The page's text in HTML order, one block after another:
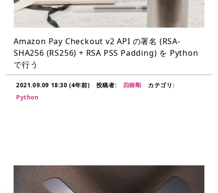
Amazon Pay Checkout v2 API の署名 (RSA-
SHA256 (RS256) + RSA PSS Padding) を Python
で行う
2021.09.09 18:30 (4年前) 投稿者: 四柳剛
カテゴリ:
Python